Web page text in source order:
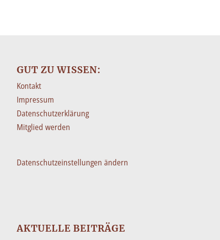
GUT ZU WISSEN:
Kontakt
Impressum
Datenschutzerklärung
Mitglied werden
Datenschutzeinstellungen ändern
AKTUELLE BEITRÄGE